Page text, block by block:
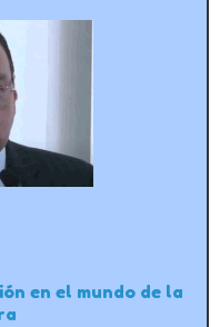
en el mundo de la